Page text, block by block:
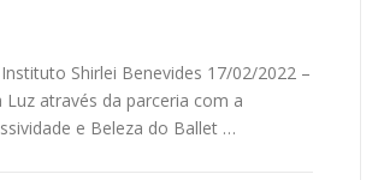
Shirlei Benevides 17/02/2022 –
através da parceria com a
e Beleza do Ballet …